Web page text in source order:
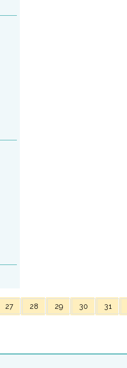
27 28 29 30 31